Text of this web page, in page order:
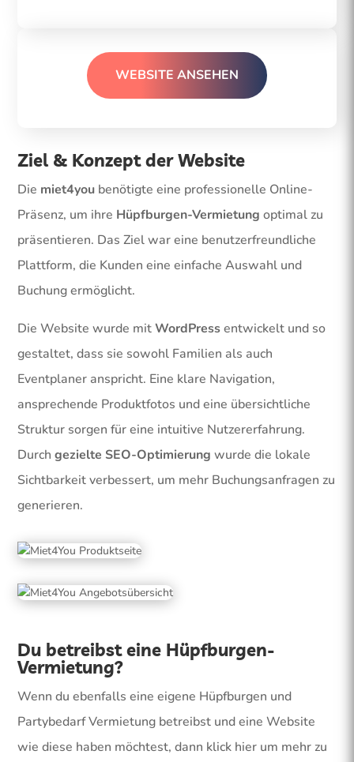
WEBSITE ANSEHEN
Ziel & Konzept der Website
Die miet4you benötigte eine professionelle Online-
Präsenz, um ihre Hüpfburgen-Vermietung optimal zu
präsentieren. Das Ziel war eine benutzerfreundliche
Plattform, die Kunden eine einfache Auswahl und
Buchung ermöglicht.
Die Website wurde mitWordPressentwickelt und so
gestaltet, dass sie sowohl Familien als auch
Eventplaner anspricht. Eine klare Navigation,
ansprechende Produktfotos und eine übersichtliche
Struktur sorgen für eine intuitive Nutzererfahrung.
Durchgezielte SEO-Optimierung wurde die lokale
Sichtbarkeit verbessert, um mehr Buchungsanfragen zu
generieren.
Du betreibst eine Hüpfburgen-
Vermietung?
Wenn du ebenfalls eine eigene Hüpfburgen und
Partybedarf Vermietung betreibst und eine Website
wie diese haben möchtest, dann klick hier um mehr zu